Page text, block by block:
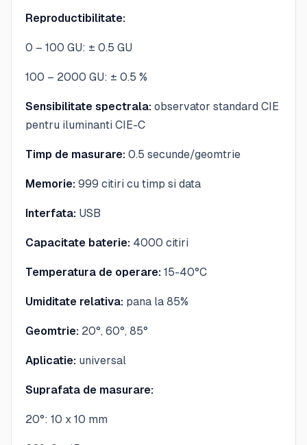
Reproductibilitate:
0 – 100 GU: ± 0.5 GU
100 – 2000 GU: ± 0.5 %
Sensibilitate spectrala: observator standard CIE
pentru iluminanti CIE-C
Timp de masurare: 0.5 secunde/geomtrie
Memorie: 999 citiri cu timp si data
Interfata: USB
Capacitate baterie: 4000 citiri
Temperatura de operare: 15-40°C
Umiditate relativa: pana la 85%
Geomtrie: 20°, 60°, 85°
Aplicatie: universal
Suprafata de masurare:
20°: 10 x 10 mm